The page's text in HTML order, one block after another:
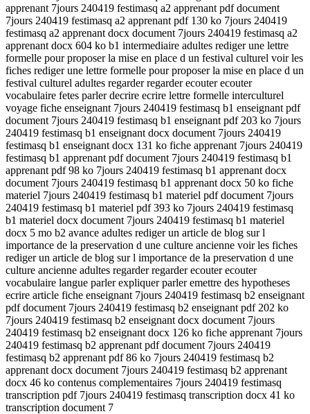
apprenant 7jours 240419 festimasq a2 apprenant pdf document
7jours 240419 festimasq a2 apprenant pdf 130 ko 7jours 240419
festimasq a2 apprenant docx document 7jours 240419 festimasq a2
apprenant docx 604 ko b1 intermediaire adultes rediger une lettre
formelle pour proposer la mise en place d un festival culturel voir les
fiches rediger une lettre formelle pour proposer la mise en place d un
festival culturel adultes regarder regarder ecouter ecouter
vocabulaire fetes parler decrire ecrire lettre formelle interculturel
voyage fiche enseignant 7jours 240419 festimasq b1 enseignant pdf
document 7jours 240419 festimasq b1 enseignant pdf 203 ko 7jours
240419 festimasq b1 enseignant docx document 7jours 240419
festimasq b1 enseignant docx 131 ko fiche apprenant 7jours 240419
festimasq b1 apprenant pdf document 7jours 240419 festimasq b1
apprenant pdf 98 ko 7jours 240419 festimasq b1 apprenant docx
document 7jours 240419 festimasq b1 apprenant docx 50 ko fiche
materiel 7jours 240419 festimasq b1 materiel pdf document 7jours
240419 festimasq b1 materiel pdf 393 ko 7jours 240419 festimasq
b1 materiel docx document 7jours 240419 festimasq b1 materiel
docx 5 mo b2 avance adultes rediger un article de blog sur l
importance de la preservation d une culture ancienne voir les fiches
rediger un article de blog sur l importance de la preservation d une
culture ancienne adultes regarder regarder ecouter ecouter
vocabulaire langue parler expliquer parler emettre des hypotheses
ecrire article fiche enseignant 7jours 240419 festimasq b2 enseignant
pdf document 7jours 240419 festimasq b2 enseignant pdf 202 ko
7jours 240419 festimasq b2 enseignant docx document 7jours
240419 festimasq b2 enseignant docx 126 ko fiche apprenant 7jours
240419 festimasq b2 apprenant pdf document 7jours 240419
festimasq b2 apprenant pdf 86 ko 7jours 240419 festimasq b2
apprenant docx document 7jours 240419 festimasq b2 apprenant
docx 46 ko contenus complementaires 7jours 240419 festimasq
transcription pdf 7jours 240419 festimasq transcription docx 41 ko
transcription document 7